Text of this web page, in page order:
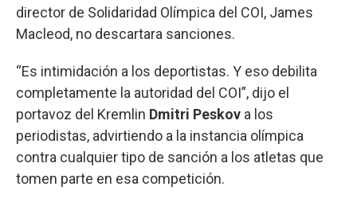
director de Solidaridad Olímpica del COI, James
Macleod, no descartara sanciones.
“Es intimidación a los deportistas. Y eso debilita
completamente la autoridad del COI”, dijo el
portavoz del Kremlin Dmitri Peskov a los
periodistas, advirtiendo a la instancia olímpica
contra cualquier tipo de sanción a los atletas que
tomen parte en esa competición.